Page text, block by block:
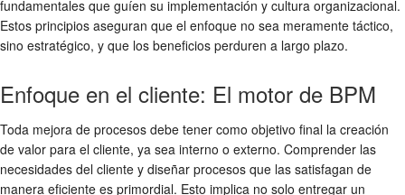
fundamentales que guíen su implementación y cultura organizacional.
Estos principios aseguran que el enfoque no sea meramente táctico,
sino estratégico, y que los beneficios perduren a largo plazo.
Enfoque en el cliente: El motor de BPM
Toda mejora de procesos debe tener como objetivo final la creación
de valor para el cliente, ya sea interno o externo. Comprender las
necesidades del cliente y diseñar procesos que las satisfagan de
manera eficiente es primordial. Esto implica no solo entregar un